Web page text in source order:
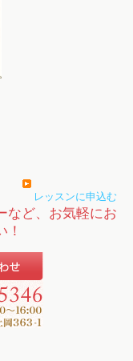
レッスンに申込む
など、お気軽にお
！